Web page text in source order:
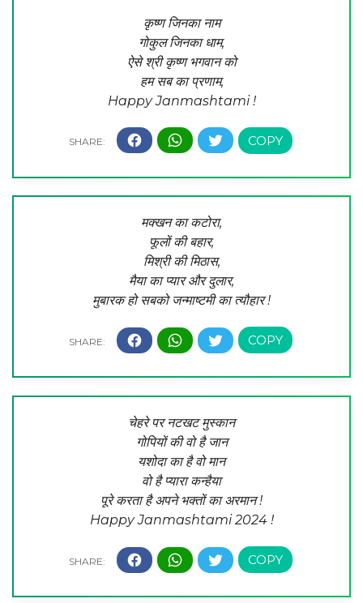
कृष्ण जिनका नाम
गोकुल जिनका धाम,
ऐसे श्री कृष्ण भगवान को
हम सब का प्रणाम,
Happy Janmashtami !
मक्खन का कटोरा,
फूलों की बहार,
मिश्री की मिठास,
मैया का प्यार और दुलार,
मुबारक हो सबको जन्माष्टमी का त्यौहार !
चेहरे पर नटखट मुस्कान
गोपियों की वो है जान
यशोदा का है वो मान
वो है प्यारा कन्हैया
पूरे करता है अपने भक्तों का अरमान !
Happy Janmashtami 2024 !